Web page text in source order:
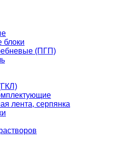
блоки
(ПГП)
лента, серпянка